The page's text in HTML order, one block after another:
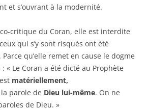
et s’ouvrant à la modernité.
critique du Coran, elle est interdite
qui s’y sont risqués ont été
qu’elle remet en cause le dogme
« Le Coran a été dicté au Prophète
matériellement,
parole de Dieu lui-même. On ne
de Dieu. »